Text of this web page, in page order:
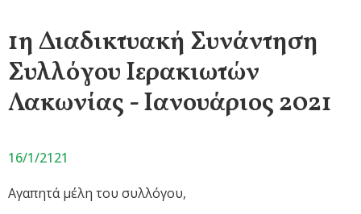
1η Διαδικτυακή Συνάντηση
Συλλόγου Ιερακιωτών
Λακωνίας - Ιανουάριος 2021
16/1/2121
Αγαπητά μέλη του συλλόγου,